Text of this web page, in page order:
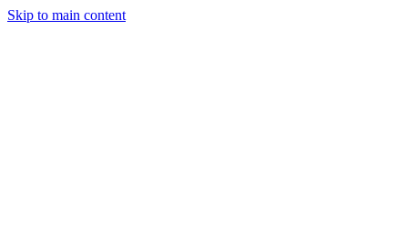
Skip to main content